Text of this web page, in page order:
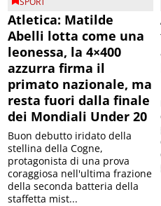
Atletica: Matilde
Abelli lotta come una
leonessa, la 4×400
azzurra firma il
primato nazionale, ma
resta fuori dalla finale
dei Mondiali Under 20
Buon debutto iridato della
stellina della Cogne,
protagonista di una prova
coraggiosa nell'ultima frazione
della seconda batteria della
staffetta mist...